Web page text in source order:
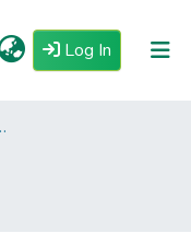
Log In (current)